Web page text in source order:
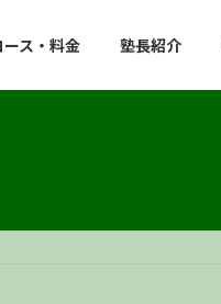
ース・料金 塾長紹介